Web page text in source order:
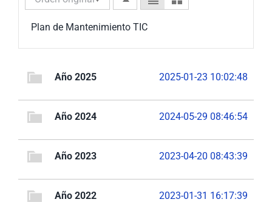
Plan de Mantenimiento TIC
Año 2025 2025-01-23 10:02:48
Año 2024 2024-05-29 08:46:54
Año 2023 2023-04-20 08:43:39
Año 2022 2023-01-31 16:17:39